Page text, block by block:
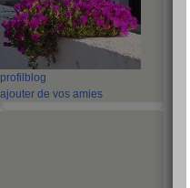
profil blog
ajouter de vos amies